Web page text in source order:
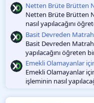
Netten Brüte Brütten
Netten Brüte Brütten
nasıl yapılacağını
Basit Devreden
Basit Devreden
yapılacağını öğreten
Emekli Olamayanlar
Emekli Olamayanlar
işleminin nasıl